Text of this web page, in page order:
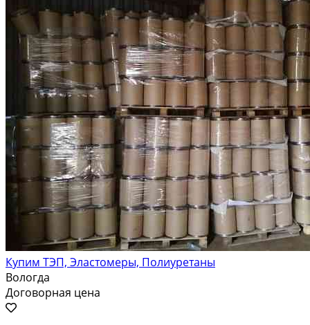
Купим ТЭП, Эластомеры, Полиуретаны
Вологда
Договорная цена